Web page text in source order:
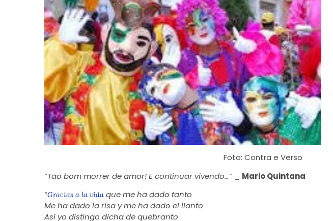
Foto: Contra e Verso
“Tão bom morrer de amor! E continuar vivendo…” _ Mario Quintana
“Gracias a la vidaque me ha dado tanto
Me ha dado la risa y me ha dado el llanto
Así yo distingo dicha de quebranto